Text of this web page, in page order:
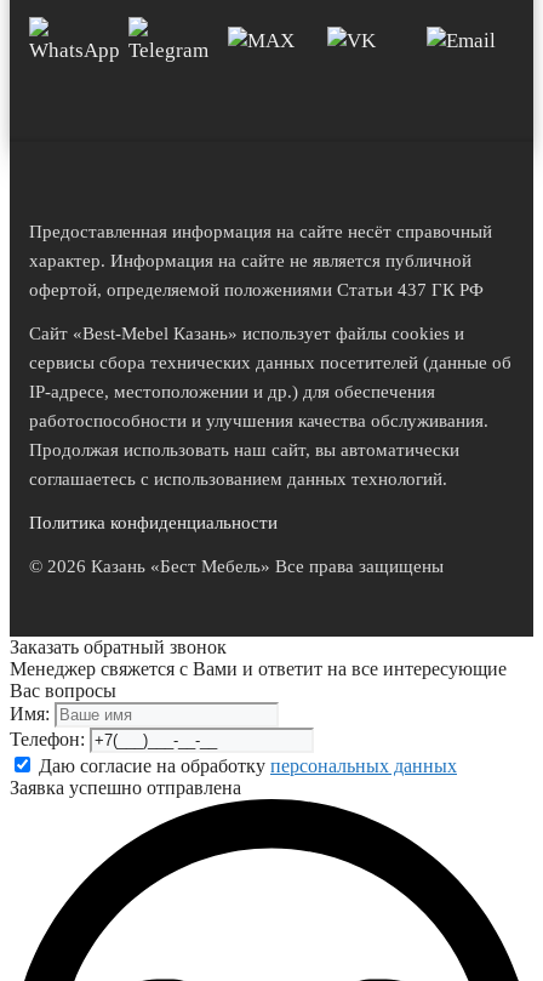
Предоставленная информация на сайте несёт справочный
характер. Информация на сайте не является публичной
офертой, определяемой положениями Статьи 437 ГК РФ
Сайт «Best-Mebel Казань» использует файлы cookies и
сервисы сбора технических данных посетителей (данные об
IP-адресе, местоположении и др.) для обеспечения
работоспособности и улучшения качества обслуживания.
Продолжая использовать наш сайт, вы автоматически
соглашаетесь с использованием данных технологий.
Политика конфиденциальности
© 2026 Казань «Бест Мебель» Все права защищены
Заказать обратный звонок
Менеджер свяжется с Вами и ответит на все интересующие
Вас вопросы
Имя:
Телефон:
Даю согласие на обработку персональных данных
Заявка успешно отправлена